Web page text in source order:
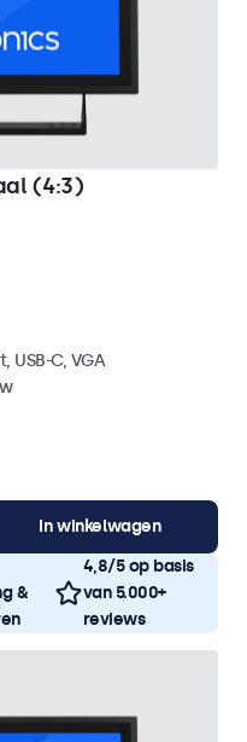
(4:3)
USB-C, VGA
In winkelwagen
&
4,8/5 op basis
van 5.000+
reviews